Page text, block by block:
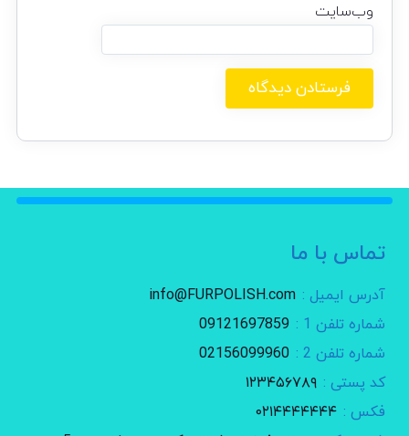
وب‌سایت
تماس با ما
آدرس ایمیل : info@FURPOLISH.com
شماره تلفن 1 :
09121697859
شماره تلفن 2 :
02156099960
کد پستی : ۱۲۳۴۵۶۷۸۹
فکس : ۰۲۱۴۴۴۴۴۴۴